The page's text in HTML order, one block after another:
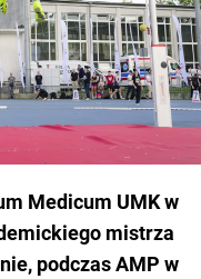
Medicum UMK w
mistrza
podczas AMP w